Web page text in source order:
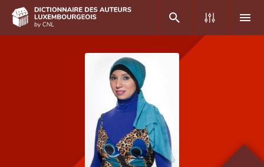
Recherche avancée